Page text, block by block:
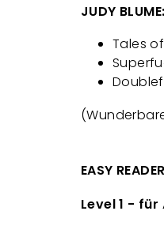
JUDY BLUME:
Tales
EASY
Level 1 -